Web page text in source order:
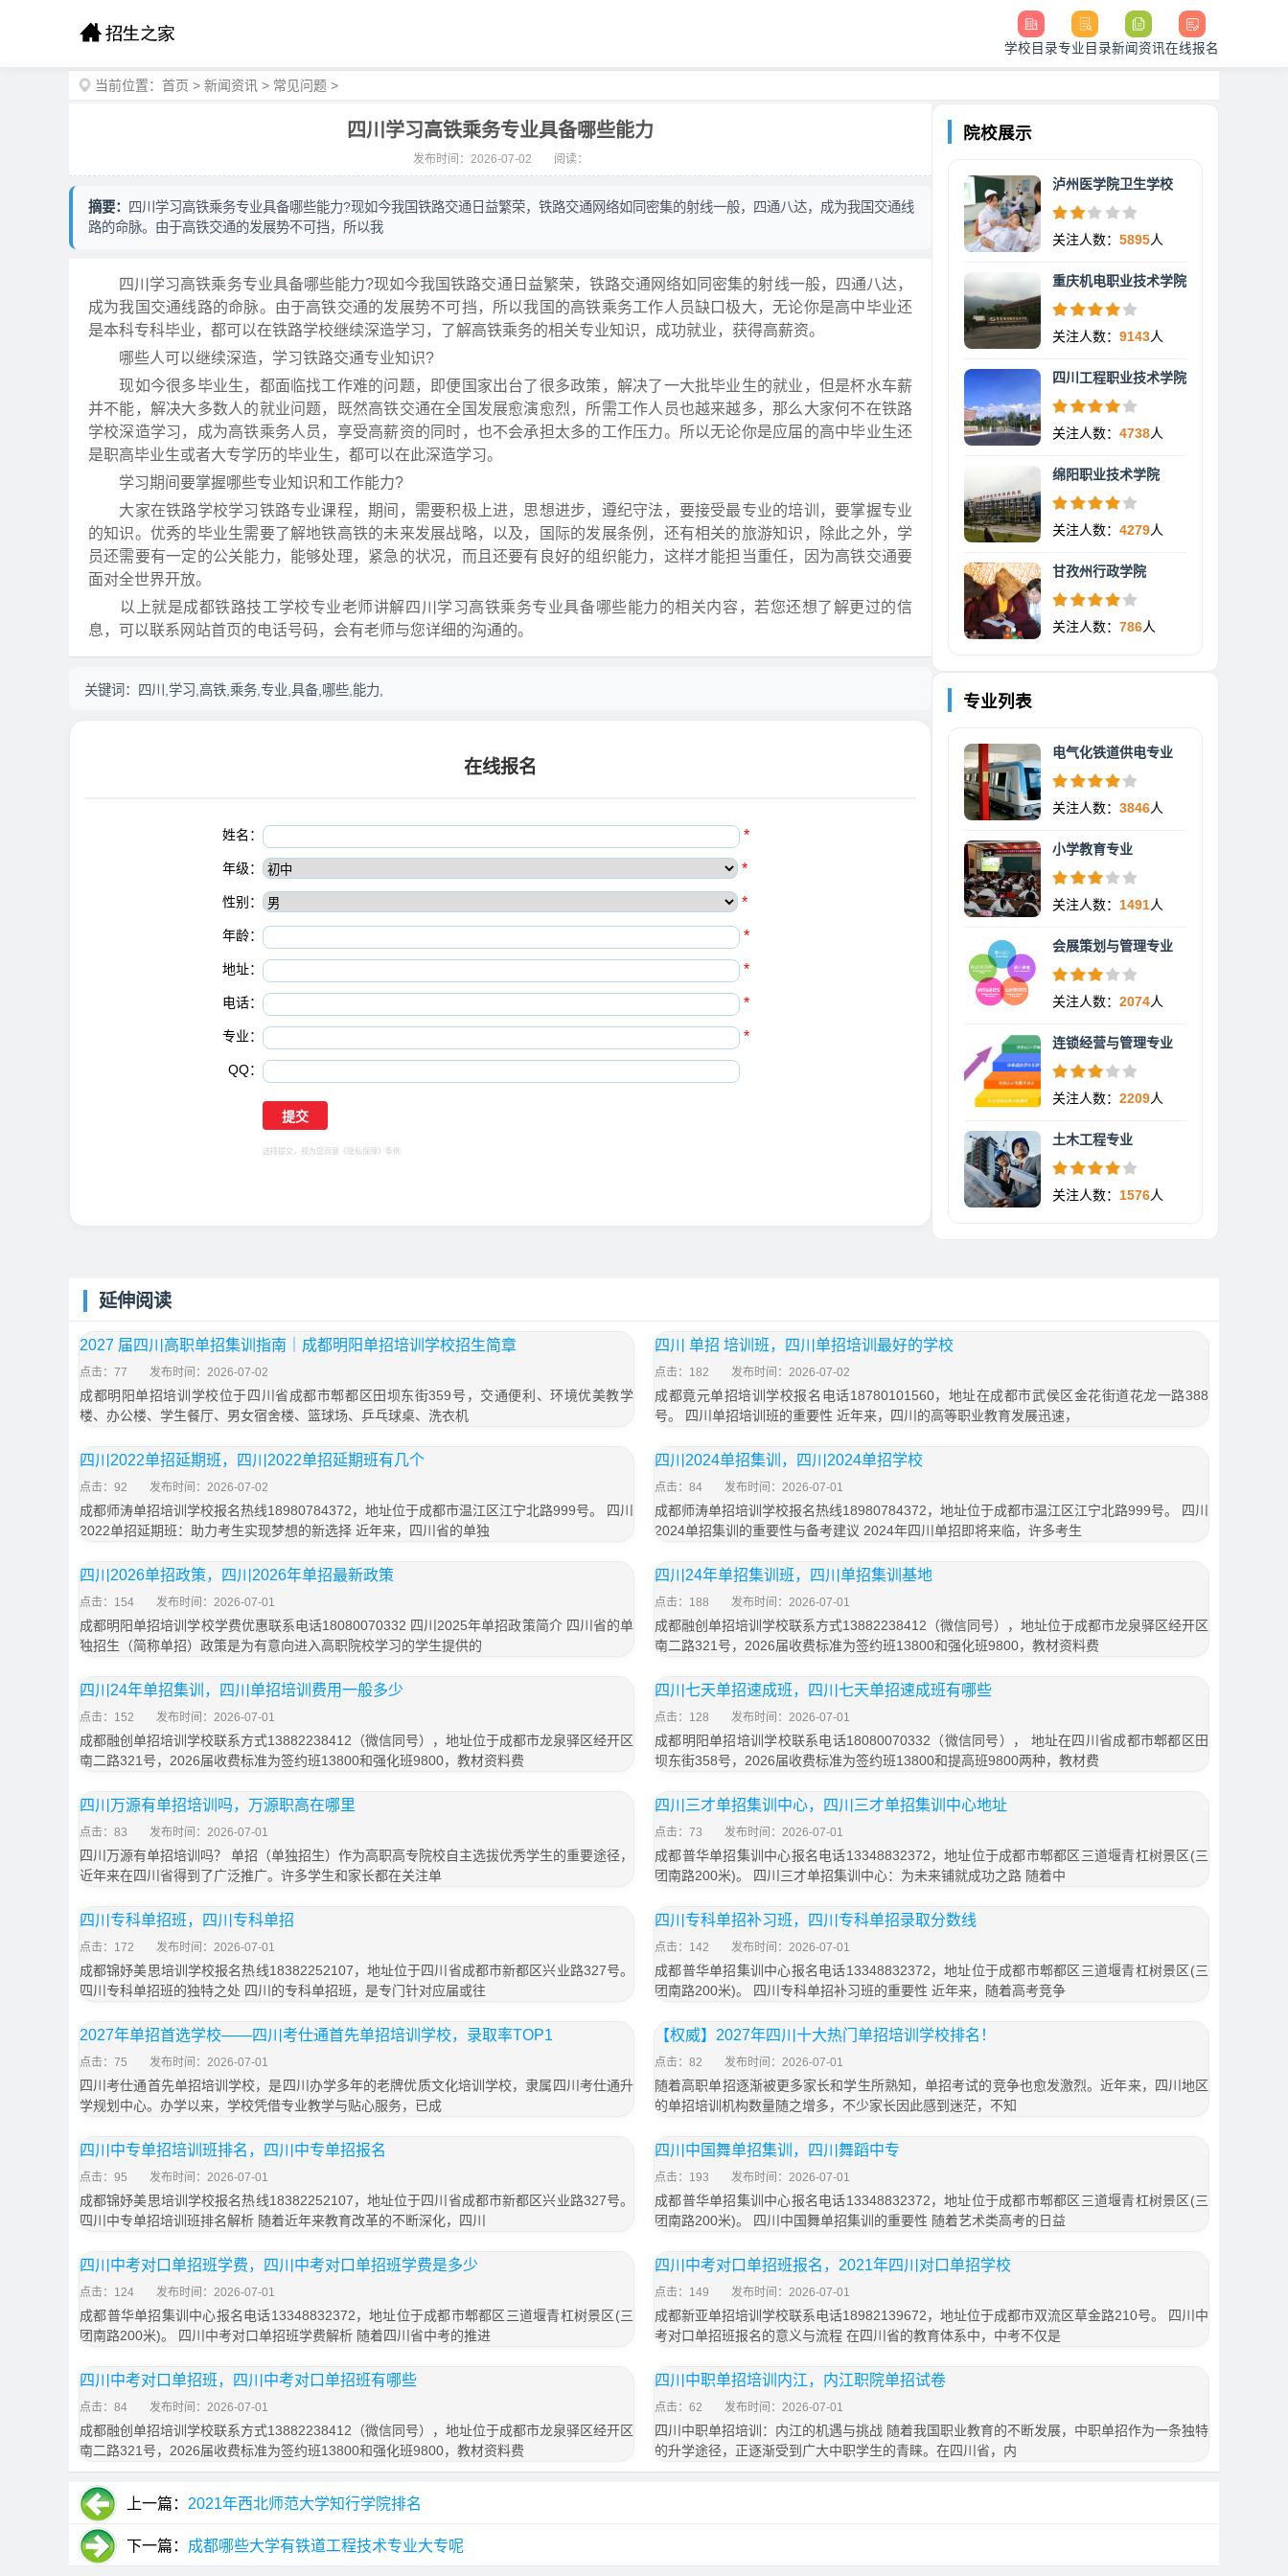
学校目录专业目录新闻资讯在线报名
当前位置： 首页 > 新闻资讯 > 常见问题 >
四川学习高铁乘务专业具备哪些能力
发布时间：2026-07-02 阅读：
摘要：
四川学习高铁乘务专业具备哪些能力?现如今我国铁路交通日益繁荣，铁路交通网络如同密集的射线一般，四通八达，成为我国交通线
路的命脉。由于高铁交通的发展势不可挡，所以我
四川学习高铁乘务专业具备哪些能力?现如今我国铁路交通日益繁荣，铁路交通网络如同密集的射线一般，四通八达，
成为我国交通线路的命脉。由于高铁交通的发展势不可挡，所以我国的高铁乘务工作人员缺口极大，无论你是高中毕业还
是本科专科毕业，都可以在铁路学校继续深造学习，了解高铁乘务的相关专业知识，成功就业，获得高薪资。
哪些人可以继续深造，学习铁路交通专业知识?
现如今很多毕业生，都面临找工作难的问题，即便国家出台了很多政策，解决了一大批毕业生的就业，但是杯水车薪
并不能，解决大多数人的就业问题，既然高铁交通在全国发展愈演愈烈，所需工作人员也越来越多，那么大家何不在铁路
学校深造学习，成为高铁乘务人员，享受高薪资的同时，也不会承担太多的工作压力。所以无论你是应届的高中毕业生还
是职高毕业生或者大专学历的毕业生，都可以在此深造学习。
学习期间要掌握哪些专业知识和工作能力?
大家在铁路学校学习铁路专业课程，期间，需要积极上进，思想进步，遵纪守法，要接受最专业的培训，要掌握专业
的知识。优秀的毕业生需要了解地铁高铁的未来发展战略，以及，国际的发展条例，还有相关的旅游知识，除此之外，学
员还需要有一定的公关能力，能够处理，紧急的状况，而且还要有良好的组织能力，这样才能担当重任，因为高铁交通要
面对全世界开放。
以上就是成都铁路技工学校专业老师讲解四川学习高铁乘务专业具备哪些能力的相关内容，若您还想了解更过的信
息，可以联系网站首页的电话号码，会有老师与您详细的沟通的。
关键词： 四川,学习,高铁,乘务,专业,具备,哪些,能力,
在线报名
姓名： *
年级： *
性别： *
年龄： *
地址： *
电话： *
专业： *
QQ：
选择提交，视为您同意 《隐私保障》 条例
院校展示
泸州医学院卫生学校
关注人数： 5895人
重庆机电职业技术学院
关注人数： 9143人
四川工程职业技术学院
关注人数： 4738人
绵阳职业技术学院
关注人数： 4279人
甘孜州行政学院
关注人数： 786人
专业列表
电气化铁道供电专业
关注人数： 3846人
小学教育专业
关注人数： 1491人
会展策划与管理专业
关注人数： 2074人
连锁经营与管理专业
关注人数： 2209人
土木工程专业
关注人数： 1576人
延伸阅读
2027 届四川高职单招集训指南｜成都明阳单招培训学校招生简章
点击：77 发布时间：2026-07-02
成都明阳单招培训学校位于四川省成都市郫都区田坝东街359号，交通便利、环境优美教学
楼、办公楼、学生餐厅、男女宿舍楼、篮球场、乒乓球桌、洗衣机
四川 单招 培训班，四川单招培训最好的学校
点击：182 发布时间：2026-07-02
成都竟元单招培训学校报名电话18780101560，地址在成都市武侯区金花街道花龙一路388
号。 四川单招培训班的重要性 近年来，四川的高等职业教育发展迅速，
四川2022单招延期班，四川2022单招延期班有几个
点击：92 发布时间：2026-07-02
成都师涛单招培训学校报名热线18980784372，地址位于成都市温江区江宁北路999号。 四川
2022单招延期班：助力考生实现梦想的新选择 近年来，四川省的单独
四川2024单招集训，四川2024单招学校
点击：84 发布时间：2026-07-01
成都师涛单招培训学校报名热线18980784372，地址位于成都市温江区江宁北路999号。 四川
2024单招集训的重要性与备考建议 2024年四川单招即将来临，许多考生
四川2026单招政策，四川2026年单招最新政策
点击：154 发布时间：2026-07-01
成都明阳单招培训学校学费优惠联系电话18080070332 四川2025年单招政策简介 四川省的单
独招生（简称单招）政策是为有意向进入高职院校学习的学生提供的
四川24年单招集训班，四川单招集训基地
点击：188 发布时间：2026-07-01
成都融创单招培训学校联系方式13882238412（微信同号），地址位于成都市龙泉驿区经开区
南二路321号，2026届收费标准为签约班13800和强化班9800，教材资料费
四川24年单招集训，四川单招培训费用一般多少
点击：152 发布时间：2026-07-01
成都融创单招培训学校联系方式13882238412（微信同号），地址位于成都市龙泉驿区经开区
南二路321号，2026届收费标准为签约班13800和强化班9800，教材资料费
四川七天单招速成班，四川七天单招速成班有哪些
点击：128 发布时间：2026-07-01
成都明阳单招培训学校联系电话18080070332（微信同号）， 地址在四川省成都市郫都区田
坝东街358号，2026届收费标准为签约班13800和提高班9800两种，教材费
四川万源有单招培训吗，万源职高在哪里
点击：83 发布时间：2026-07-01
四川万源有单招培训吗？ 单招（单独招生）作为高职高专院校自主选拔优秀学生的重要途径，
近年来在四川省得到了广泛推广。许多学生和家长都在关注单
四川三才单招集训中心，四川三才单招集训中心地址
点击：73 发布时间：2026-07-01
成都普华单招集训中心报名电话13348832372，地址位于成都市郫都区三道堰青杠树景区(三
团南路200米)。 四川三才单招集训中心：为未来铺就成功之路 随着中
四川专科单招班，四川专科单招
点击：172 发布时间：2026-07-01
成都锦妤美思培训学校报名热线18382252107，地址位于四川省成都市新都区兴业路327号。
四川专科单招班的独特之处 四川的专科单招班，是专门针对应届或往
四川专科单招补习班，四川专科单招录取分数线
点击：142 发布时间：2026-07-01
成都普华单招集训中心报名电话13348832372，地址位于成都市郫都区三道堰青杠树景区(三
团南路200米)。 四川专科单招补习班的重要性 近年来，随着高考竞争
2027年单招首选学校——四川考仕通首先单招培训学校，录取率TOP1
点击：75 发布时间：2026-07-01
四川考仕通首先单招培训学校，是四川办学多年的老牌优质文化培训学校，隶属四川考仕通升
学规划中心。办学以来，学校凭借专业教学与贴心服务，已成
【权威】2027年四川十大热门单招培训学校排名！
点击：82 发布时间：2026-07-01
随着高职单招逐渐被更多家长和学生所熟知，单招考试的竞争也愈发激烈。近年来，四川地区
的单招培训机构数量随之增多，不少家长因此感到迷茫，不知
四川中专单招培训班排名，四川中专单招报名
点击：95 发布时间：2026-07-01
成都锦妤美思培训学校报名热线18382252107，地址位于四川省成都市新都区兴业路327号。
四川中专单招培训班排名解析 随着近年来教育改革的不断深化，四川
四川中国舞单招集训，四川舞蹈中专
点击：193 发布时间：2026-07-01
成都普华单招集训中心报名电话13348832372，地址位于成都市郫都区三道堰青杠树景区(三
团南路200米)。 四川中国舞单招集训的重要性 随着艺术类高考的日益
四川中考对口单招班学费，四川中考对口单招班学费是多少
点击：124 发布时间：2026-07-01
成都普华单招集训中心报名电话13348832372，地址位于成都市郫都区三道堰青杠树景区(三
团南路200米)。 四川中考对口单招班学费解析 随着四川省中考的推进
四川中考对口单招班报名，2021年四川对口单招学校
点击：149 发布时间：2026-07-01
成都新亚单招培训学校联系电话18982139672，地址位于成都市双流区草金路210号。 四川中
考对口单招班报名的意义与流程 在四川省的教育体系中，中考不仅是
四川中考对口单招班，四川中考对口单招班有哪些
点击：84 发布时间：2026-07-01
成都融创单招培训学校联系方式13882238412（微信同号），地址位于成都市龙泉驿区经开区
南二路321号，2026届收费标准为签约班13800和强化班9800，教材资料费
四川中职单招培训内江，内江职院单招试卷
点击：62 发布时间：2026-07-01
四川中职单招培训：内江的机遇与挑战 随着我国职业教育的不断发展，中职单招作为一条独特
的升学途径，正逐渐受到广大中职学生的青睐。在四川省，内
上一篇： 2021年西北师范大学知行学院排名
下一篇： 成都哪些大学有铁道工程技术专业大专呢